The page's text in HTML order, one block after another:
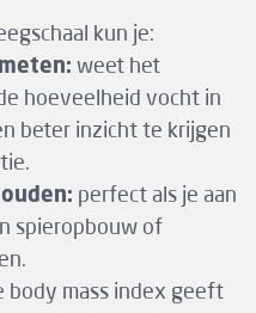
kun je:
weet het
hoeveelheid vocht in
beter inzicht te krijgen
perfect als je aan
spieropbouw of
body mass index geeft